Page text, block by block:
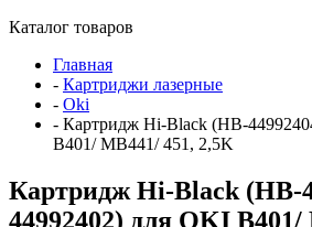
Каталог товаров
Главная
- Картриджи лазерные
- Oki
- Картридж Hi-Black (HB-
B401/ MB441/ 451, 2,5K
Картридж Hi-Black (HB-
44992402) для OKI B401/